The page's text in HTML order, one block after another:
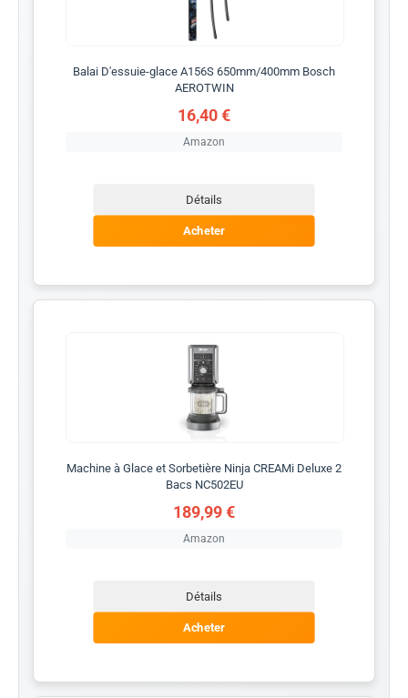
Balai D'essuie-glace A156S 650mm/400mm Bosch
AEROTWIN
16,40 €
Amazon
Détails
Acheter
Machine à Glace et Sorbetière Ninja CREAMi Deluxe 2
Bacs NC502EU
189,99 €
Amazon
Détails
Acheter